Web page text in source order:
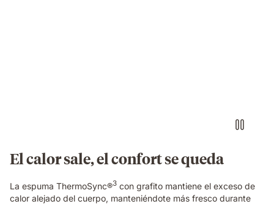
shown
on
side.
El calor sale, el confort se queda
La espuma ThermoSync®3 con grafito mantiene el exceso de
calor alejado del cuerpo, manteniéndote más fresco durante